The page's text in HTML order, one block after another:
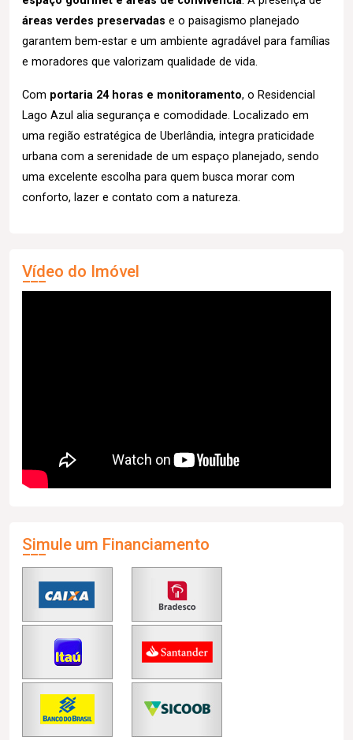
áreas verdes preservadas e o paisagismo planejado
garantem bem-estar e um ambiente agradável para famílias
e moradores que valorizam qualidade de vida.
Com portaria 24 horas e monitoramento, o Residencial
Lago Azul alia segurança e comodidade. Localizado em
uma região estratégica de Uberlândia, integra praticidade
urbana com a serenidade de um espaço planejado, sendo
uma excelente escolha para quem busca morar com
conforto, lazer e contato com a natureza.
Vídeo do Imóvel
Simule um Financiamento